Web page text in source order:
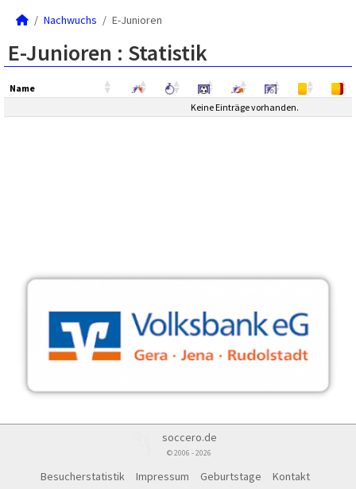
Nachwuchs E-Junioren
E-Junioren : Statistik
Name
Keine Einträge vorhanden.
soccero.de
© 2006 - 2026
Besucherstatistik Impressum Geburtstage
Kontakt